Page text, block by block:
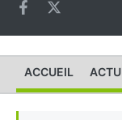
ACCUEIL ACTU